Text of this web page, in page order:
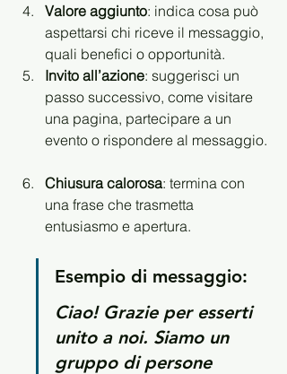
Valore aggiunto: indica cosa può
aspettarsi chi riceve il messaggio,
quali benefici o opportunità.
Invito all’azione: suggerisci un
passo successivo, come visitare
una pagina, partecipare a un
evento o rispondere al messaggio.
Chiusura calorosa: termina con
una frase che trasmetta
entusiasmo e apertura.
Esempio di messaggio:
Ciao! Grazie per esserti
unito a noi. Siamo un
gruppo di persone